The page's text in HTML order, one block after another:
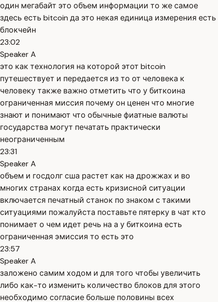
один мегабайт это объем информации то же самое
здесь есть bitcoin да это некая единица измерения есть
блокчейн
23:02
Speaker A
это как технология на которой этот bitcoin
путешествует и передается из то от человека к
человеку также важно отметить что у биткоина
ограниченная миссия почему он ценен что многие
знают и понимают что обычные фиатные валюты
государства могут печатать практически
неограниченным
23:31
Speaker A
объем и госдолг сша растет как на дрожжах и во
многих странах когда есть кризисной ситуации
включается печатный станок по знаком с такими
ситуациями пожалуйста поставьте пятерку в чат кто
понимает о чем идет речь на а у биткоина есть
ограниченная эмиссия то есть это
23:57
Speaker A
заложено самим ходом и для того чтобы увеличить
либо как-то изменить количество блоков для этого
необходимо согласие больше половины всех